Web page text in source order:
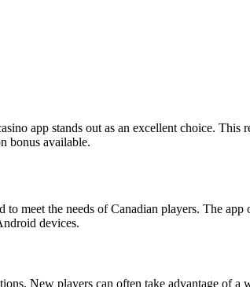
app stands out as an excellent choice. This
bonus available.
meet the needs of Canadian players. The
devices.
New players can often take advantage of